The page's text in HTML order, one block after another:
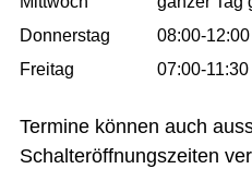
Donnerstag
08:00-
Freitag
07:00-11:30
Termine können auch
Schalteröffnungszeiten